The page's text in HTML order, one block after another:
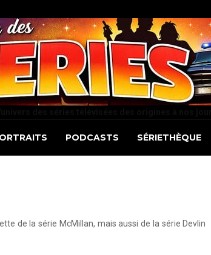
PODCASTS SÉRIETHÈQUE
de la série McMillan, mais aussi de la série Devlin